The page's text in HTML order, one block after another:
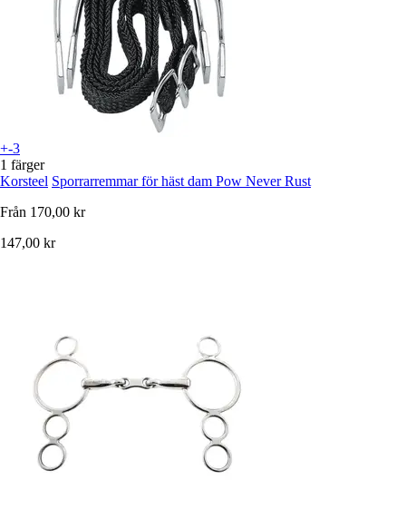
+-3
1 färger
Korsteel Sporrarremmar för häst dam Pow Never Rust
Från 170,00 kr
147,00 kr